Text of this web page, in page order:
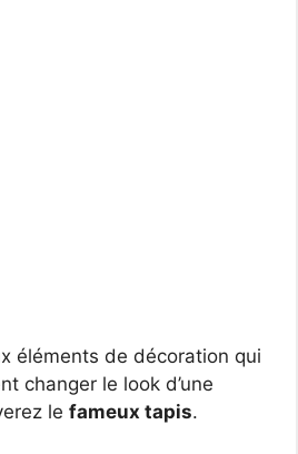
éléments de décoration qui
changer le look d’une
le fameux tapis.